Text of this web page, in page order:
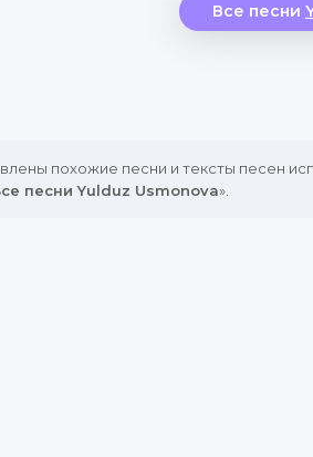
Все песни
похожие песни и тексты песен
песни Yulduz Usmonova».